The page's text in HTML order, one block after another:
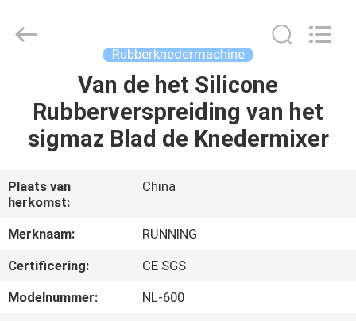
PRODUCTEN
ONGEVEER
ONS
FABRIEKSREIS
Machine
CO.,LTD.
Rubberknedermachine
Van de het Silicone
Rubberverspreiding van het
sigmaz Blad de Knedermixer
Plaats van
herkomst:
China
Merknaam:
RUNNING
Certificering:
CE SGS
Modelnummer:
NL-600